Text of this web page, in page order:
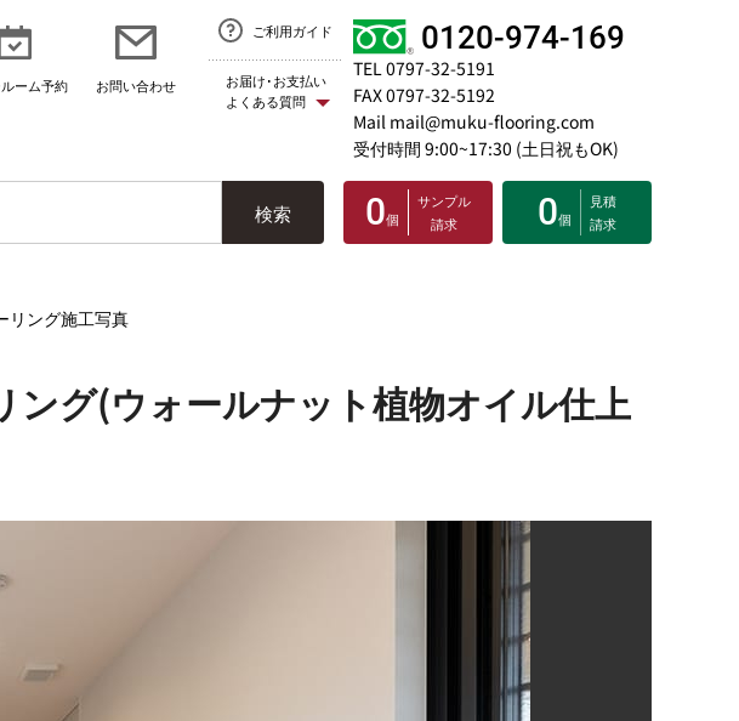
ーム予約 お問い合わせ
ご利用ガイド
お届け･お支払い
よくある質問
0120-974-169
TEL 0797-32-5191
FAX 0797-32-5192
Mail mail@muku-flooring.com
受付時間 9:00~17:30 (土日祝もOK)
検索 0個
サンプル
請求
0個
見積
請求
リング施工写真
グ(ウォールナット植物オイル仕上